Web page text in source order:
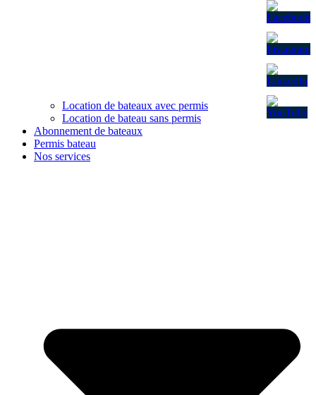
Location de bateaux avec permis
Location de bateau sans permis
Abonnement de bateaux
Permis bateau
Nos services